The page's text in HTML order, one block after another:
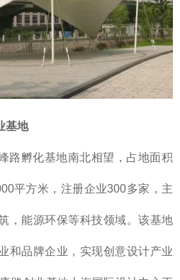
基地
路孵化基地南北相望，占地面积
平方米，注册企业300多家，主
，能源环保等科技领域。该基地
和品牌企业，实现创意设计产业